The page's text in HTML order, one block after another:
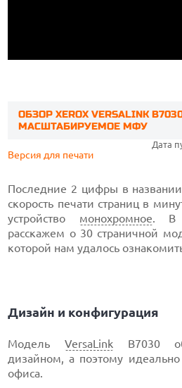
ОБЗОР XEROX VERSALINK
МАСШТАБИРУЕМОЕ МФУ
Дата
Версия для печати
Последние 2 цифры в
скорость печати страниц в
устройство монохромное. В
расскажем о 30 страничной
которой нам удалось
Дизайн и конфигурация
Модель VersaLinkB7030
дизайном, а поэтому
офиса.